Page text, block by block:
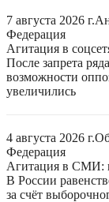
7 августа 2026 г.
Федерация
Агитация в
После запрета
возможности
увеличились
4 августа 2026 г.
Федерация
Агитация в СМИ:
В России
за счёт